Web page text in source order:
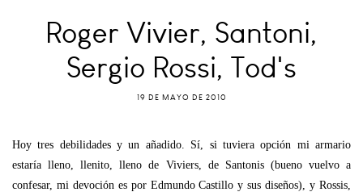
Roger Vivier, Santoni,
Sergio Rossi, Tod's
19 DE MAYO DE 2010
Hoy tres debilidades y un añadido. Sí, si tuviera opción mi armario
estaría lleno, llenito, lleno de Viviers, de Santonis (bueno vuelvo a
confesar, mi devoción es por Edmundo Castillo y sus diseños), y Rossis,